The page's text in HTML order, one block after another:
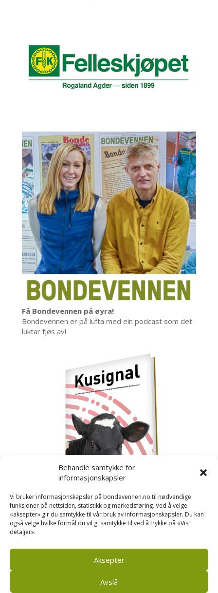
Behandle samtykke for
informasjonskapsler
Vi bruker informasjonskapsler på bondevennen.no til nødvendige
funksjoner på nettsiden, statistikk og markedsføring. Ved å velge
«aksepter» gir du samtykke til vår bruk av informasjonskapsler. Du kan
også velge hvilke formål du vil gi samtykke til ved å trykke på «Vis
detaljer».
Aksepter
Avslå
Få Bondevennen på øyra!
Bondevennen er på lufta med ein podcast som det
luktar fjøs av!
Kusignal